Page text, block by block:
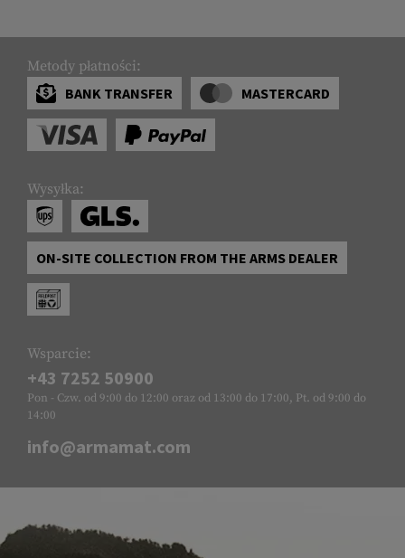
Metody płatności:
BANK TRANSFER
MASTERCARD
Wysyłka:
ON-SITE COLLECTION FROM THE ARMS DEALER
Wsparcie:
+43 7252 50900
Pon - Czw. od 9:00 do 12:00 oraz od 13:00 do 17:00, Pt. od 9:00 do
14:00
info@armamat.com